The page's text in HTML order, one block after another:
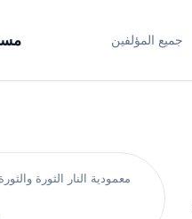
جميع المؤلفين
معمودية النار الثورة